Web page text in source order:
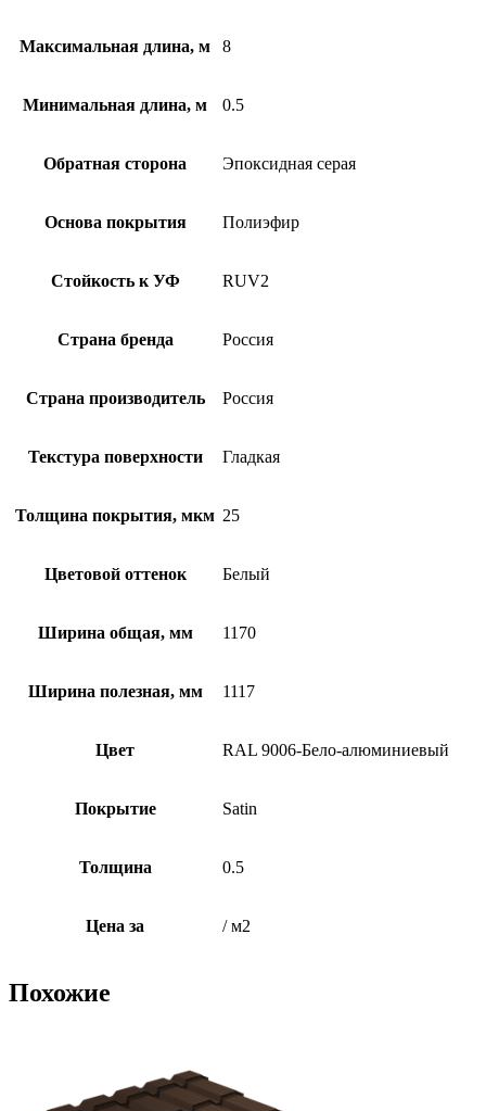
Максимальная длина, м 8
Минимальная длина, м 0.5
Обратная сторона Эпоксидная серая
Основа покрытия Полиэфир
Стойкость к УФ RUV2
Страна бренда Россия
Страна производитель Россия
Текстура поверхности Гладкая
Толщина покрытия, мкм 25
Цветовой оттенок Белый
Ширина общая, мм 1170
Ширина полезная, мм 1117
Цвет RAL 9006-Бело-алюминиевый
Покрытие Satin
Толщина 0.5
Цена за / м2
Похожие